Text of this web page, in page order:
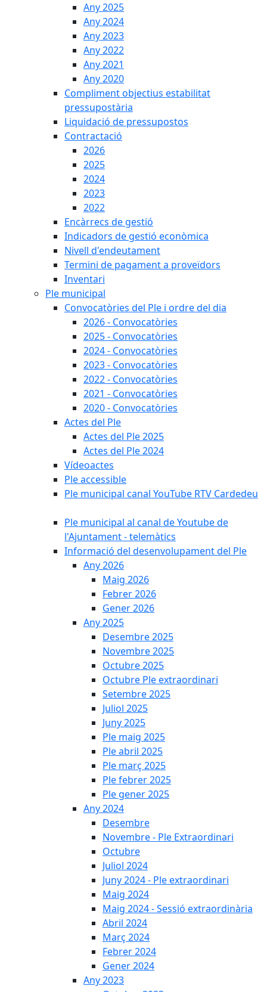
Any 2025
Any 2024
Any 2023
Any 2022
Any 2021
Any 2020
Compliment objectius estabilitat
pressupostària
Liquidació de pressupostos
Contractació
2026
2025
2024
2023
2022
Encàrrecs de gestió
Indicadors de gestió econòmica
Nivell d'endeutament
Termini de pagament a proveïdors
Inventari
Ple municipal
Convocatòries del Ple i ordre del dia
2026 - Convocatòries
2025 - Convocatòries
2024 - Convocatòries
2023 - Convocatòries
2022 - Convocatòries
2021 - Convocatòries
2020 - Convocatòries
Actes del Ple
Actes del Ple 2025
Actes del Ple 2024
Vídeoactes
Ple accessible
Ple municipal canal YouTube RTV Cardedeu
Ple municipal al canal de Youtube de
l'Ajuntament - telemàtics
Informació del desenvolupament del Ple
Any 2026
Maig 2026
Febrer 2026
Gener 2026
Any 2025
Desembre 2025
Novembre 2025
Octubre 2025
Octubre Ple extraordinari
Setembre 2025
Juliol 2025
Juny 2025
Ple maig 2025
Ple abril 2025
Ple març 2025
Ple febrer 2025
Ple gener 2025
Any 2024
Desembre
Novembre - Ple Extraordinari
Octubre
Juliol 2024
Juny 2024 - Ple extraordinari
Maig 2024
Maig 2024 - Sessió extraordinària
Abril 2024
Març 2024
Febrer 2024
Gener 2024
Any 2023